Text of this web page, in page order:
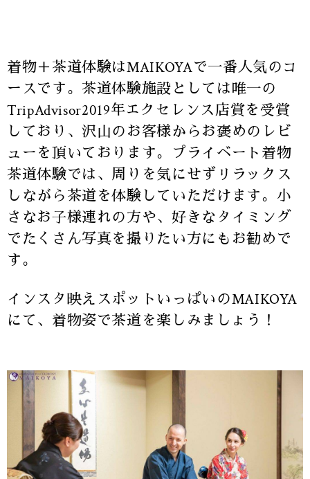
着物＋茶道体験はMAIKOYAで一番人気のコ
ースです。茶道体験施設としては唯一の
TripAdvisor2019年エクセレンス店賞を受賞
しており、沢山のお客様からお褒めのレビ
ューを頂いております。プライベート着物
茶道体験では、周りを気にせずリラックス
しながら茶道を体験していただけます。小
さなお子様連れの方や、好きなタイミング
でたくさん写真を撮りたい方にもお勧めで
す。
インスタ映えスポットいっぱいのMAIKOYA
にて、着物姿で茶道を楽しみましょう！